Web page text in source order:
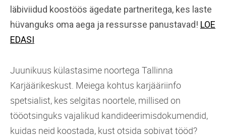
läbiviidud koostöös ägedate partneritega, kes laste
hüvanguks oma aega ja ressursse panustavad! LOE
EDASI
Juunikuus külastasime noortega Tallinna
Karjäärikeskust. Meiega kohtus karjääriinfo
spetsialist, kes selgitas noortele, millised on
tööotsinguks vajalikud kandideerimisdokumendid,
kuidas neid koostada, kust otsida sobivat tööd?